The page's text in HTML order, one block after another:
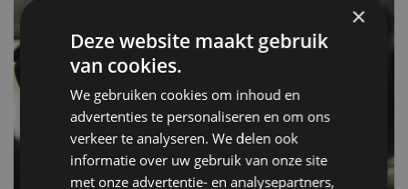
×
Deze website maakt gebruik
van cookies.
We gebruiken cookies om inhoud en
advertenties te personaliseren en om ons
verkeer te analyseren. We delen ook
informatie over uw gebruik van onze site
met onze advertentie- en analysepartners,